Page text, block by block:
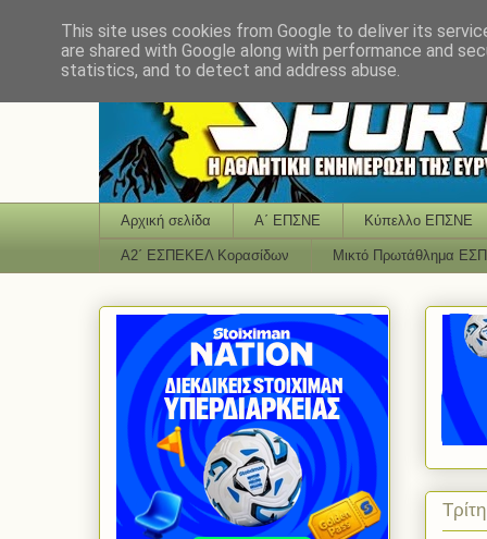
Αρχική σελίδα Α΄ ΕΠΣΝΕ Κύπελλο ΕΠΣΝΕ
Α2΄ ΕΣΠΕΚΕΛ Κορασίδων Μικτό Πρωτάθλημα
This site uses cookies from Google to deliver its
are shared with Google along with performance and
statistics, and to detect and address abuse.